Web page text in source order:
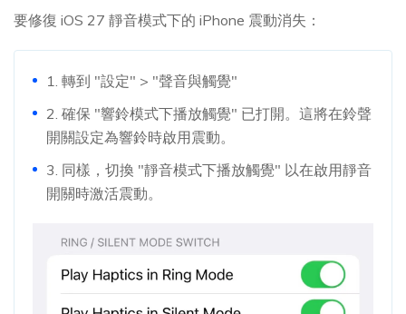
要修復 iOS 27 靜音模式下的 iPhone 震動消失：
1. 轉到 "設定" > "聲音與觸覺"
2. 確保 "響鈴模式下播放觸覺" 已打開。這將在鈴聲
開關設定為響鈴時啟用震動。
3. 同樣，切換 "靜音模式下播放觸覺" 以在啟用靜音
開關時激活震動。